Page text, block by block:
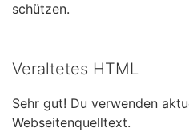
schützen.
Veraltetes HTML
Sehr gut! Du verwenden
Webseitenquelltext.